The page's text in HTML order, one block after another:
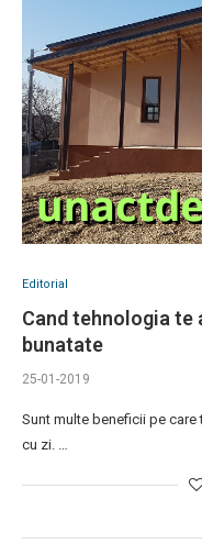
Editorial
Cand tehnologia te
bunatate
25-01-2019
Sunt multe beneficii pe
cu zi. …